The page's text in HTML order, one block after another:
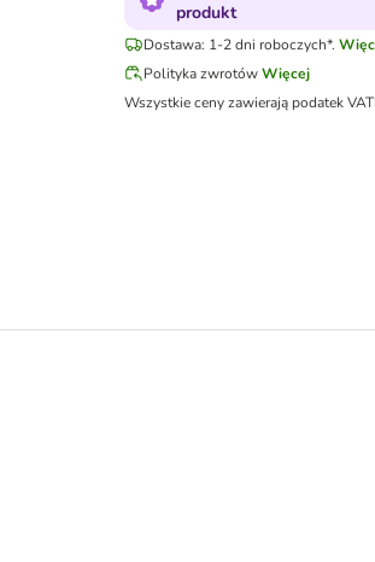
produkt
Dostawa: 1-2 dni roboczych*.
Polityka zwrotów Więcej
Wszystkie ceny zawierają podatek VAT